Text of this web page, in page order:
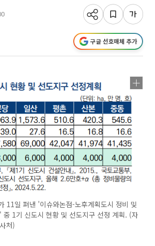
구글 선호매체 추가
11일 펴낸 '이슈와논점-노후계획도시 정비 및
중 1기 신도시 현황 및 선도지구 선정 계획. (자
처)